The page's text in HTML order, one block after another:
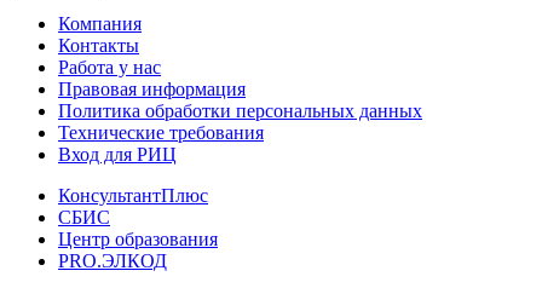
Компания
Контакты
Работа у нас
Правовая информация
Политика обработки персональных данных
Технические требования
Вход для РИЦ
КонсультантПлюс
СБИС
Центр образования
PRO.ЭЛКОД